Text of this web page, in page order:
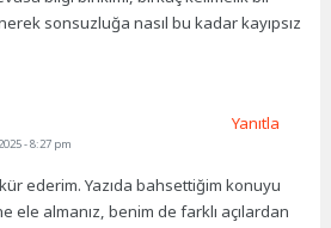
sonsuzluğa nasıl bu kadar kayıpsız
- 8:27 pm
ederim. Yazıda bahsettiğim konuyu
ele almanız, benim de farklı açılardan
Yanıtla